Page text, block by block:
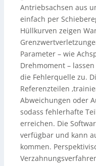
Antriebsachsen aus
einfach per
Hüllkurven zeigen
Parameter – wie
Drehmoment –
die Fehlerquelle zu.
Referenzteilen
Abweichungen oder
sodass fehlerhafte
erreichen. Die
verfügbar und kann
kommen.